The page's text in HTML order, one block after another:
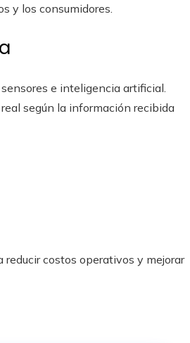
y los consumidores.
e inteligencia artificial.
según la información recibida
costos operativos y mejorar